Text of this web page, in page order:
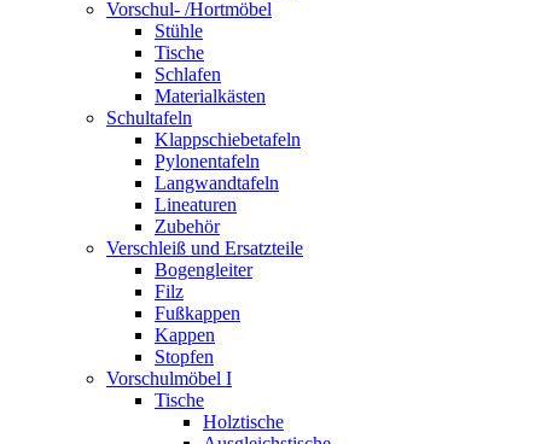
Vorschul- /Hortmöbel
Stühle
Tische
Schlafen
Materialkästen
Schultafeln
Klappschiebetafeln
Pylonentafeln
Langwandtafeln
Lineaturen
Zubehör
Verschleiß und Ersatzteile
Bogengleiter
Filz
Fußkappen
Kappen
Stopfen
Vorschulmöbel I
Tische
Holztische